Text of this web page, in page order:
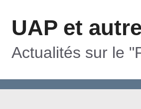
UAP et
Actualités sur le